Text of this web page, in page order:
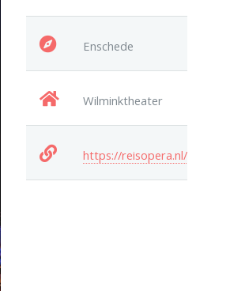
Enschede
Wilminktheater
https://reisopera.nl/